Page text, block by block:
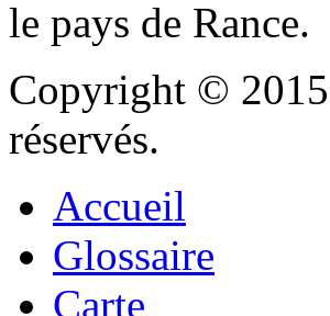
le pays de Rance.
Copyright © 2015
réservés.
Accueil
Glossaire
Carte